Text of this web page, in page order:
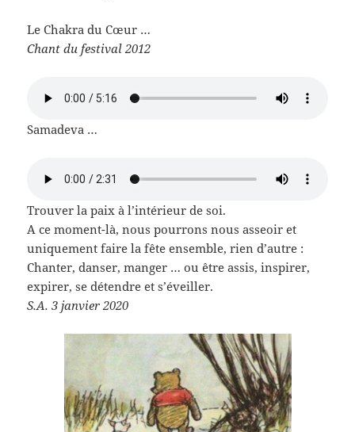
Le Chakra du Cœur …
Chant du festival 2012
Samadeva …
Trouver la paix à l’intérieur de soi.
A ce moment-là, nous pourrons nous asseoir et
uniquement faire la fête ensemble, rien d’autre :
Chanter, danser, manger … ou être assis, inspirer,
expirer, se détendre et s’éveiller.
S.A. 3 janvier 2020